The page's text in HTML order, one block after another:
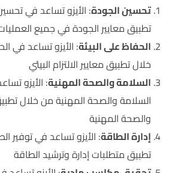
تحسين الجودة: الأيزو تساعد في
تطبيق معايير الجودة في جميع
الحفاظ على البيئة: الأيزو تساعد في
خلال تطبيق معايير الالتزام البيئي
السلامة والصحة المهنية: الأيزو
السلامة والصحة المهنية من خلال
والصحة المهنية
إدارة الطاقة: الأيزو تساعد في توفير
تطبيق متطلبات إدارة وترشيد الطاقة